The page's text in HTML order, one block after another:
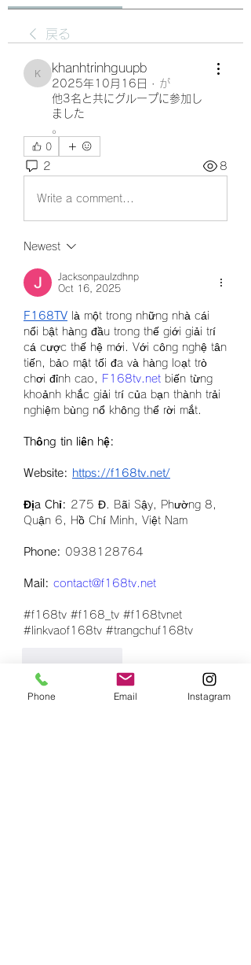
戻る
khanhtrinhguupb
khanhtrinhguupb
2025年10月16日 · が
他3名と共にグループに参加し
ました
。
0
2 8
Write a comment...
Newest
Jacksonpaulzdhnp
Oct 16, 2025
F168TV là một trong những nhà cái
nổi bật hàng đầu trong thế giới giải trí
cá cược thế hệ mới. Với công nghệ tân
tiến, bảo mật tối đa và hàng loạt trò
chơi đỉnh cao,
F168tv.net biến từng
khoảnh khắc giải trí của bạn thành trải
nghiệm bùng nổ không thể rời mắt.
Thông tin liên hệ:
Website: https://f168tv.net/
Địa Chỉ: 275 Đ. Bãi Sậy, Phường 8,
Quận 6, Hồ Chí Minh, Việt Nam
Phone: 0938128764
Mail: contact@f168tv.net
#f168tv #f168_tv #f168tvnet
#linkvaof168tv #trangchuf168tv
Show more comments
Phone Email Instagram